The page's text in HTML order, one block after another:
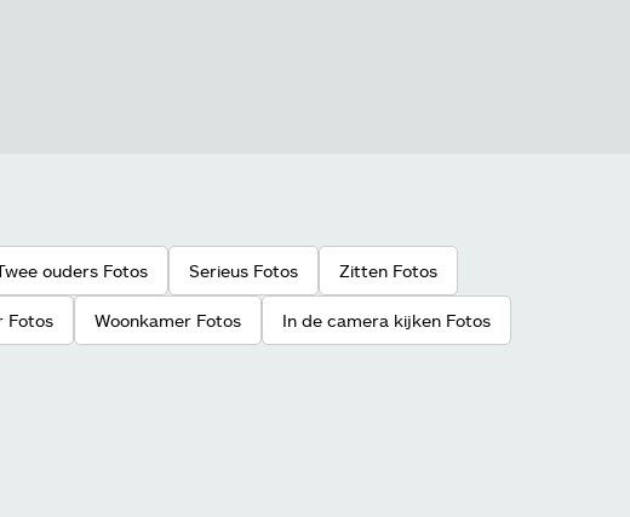
ouders Fotos Serieus Fotos Zitten Fotos
Fotos Woonkamer Fotos In de camera kijken Fotos